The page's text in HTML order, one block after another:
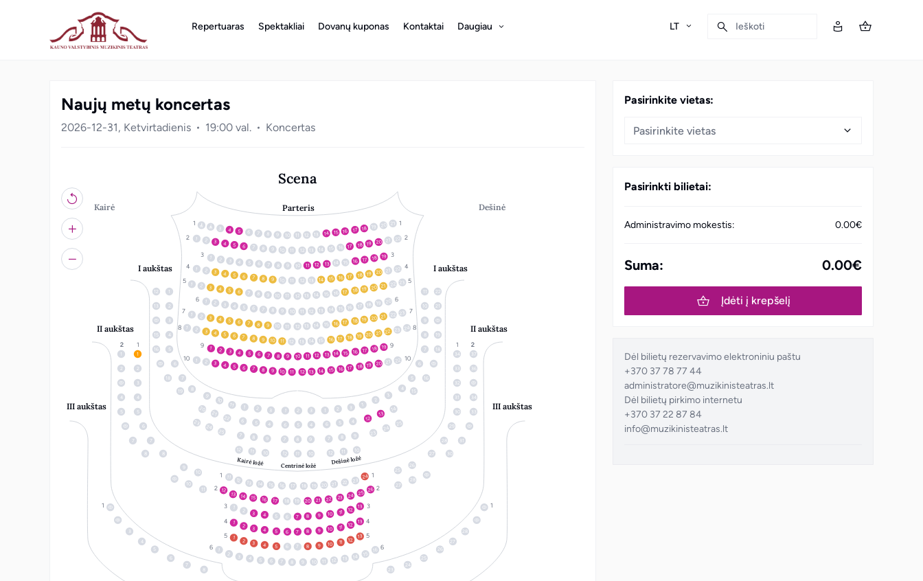
Repertuaras Spektakliai Dovanų kuponas Kontaktai Daugiau LT
Naujų metų koncertas
2026-12-31, Ketvirtadienis 19:00 val. Koncertas
3 4 5 6 7 8 9 10 11 12 13 14 15 16 17 18 19 20 21
1 2 3 4 5 6 7 8 9 10 11 12 13 14 15 16 17 18 19 20 21 22
1 2 3 4 5 6 7 8 9 10 11 12 13 14 15 16 17 18 19
1 2 3 4 5 6 7 8 9 10 11 12 13 14 15 16 17 18 19 20 21 22
1 2 3 4 5 6 7 8 9 10 11 12 13 14 15 16 17 18 19 20 21 22 23
1 2 3 4 5 6 7 8 9 10 11 12 13 14 15 16 17 18 19 20
1 2 3 4 5 6 7 8 9 10 11 12 13 14 15 16 17 18 19 20 21 22 23
1 2 3 4 5 6 7 8 9 10 11 12 13 14 15 16 17 18 19 20 21 22 23 24
1 2 3 4 5 6 7 8 9 10 11 12 13 14 15 16 17 18 19
1 2 3 4 5 6 7 8 9 10 11 12 13 14 15 16 17 18 19 20 21 22
1
2
3
4
5
6
7
8
9
10
11
12
13
15
16
18
19
20
21
22
23
24
25
1 2 3
4
5
6
7 8 9
10
12
1 2 3
4
5
6
7 8 9
10
12
1 2 3
4
5
6
7 8 9
10
11
12
1
2
3
4
5
6
7
8
9
10
11
12
13
14
15
16
18
19
21
22
23
24
25
1
2
3
4
5
6
7
8
9
10
11 12 13 14 15 16 17 18 19 20 21 22 23
24
25
26
27
28
29
30
31
32
33
34
1
2
4
5
7
8
10
11
12
13 14 15 16 17 18 19 20 21 22 23 24 25 26
27
28
30
31
33
34
36
37
2 3 4 5 6 7 8 9 10 11 12
13
1
2 3 4 5 6 7 8 9 10 11 12
13
1
2 3 4 5 6 7 8 9 10 11 12
13
1
2 3 4 5 6 7 8 9 10 11 12 13 14 15
16
3
4
5
6
7
8 23
24
25
26
27
28
Scena
I aukštas
I aukštas
Parteris
Kairė Dešinė
II aukštas
II aukštas
III aukštas
III aukštas
Centrinė ložė Dešinė ložė
Kairė ložė
Pasirinkite vietas:
Pasirinkite vietas
Pasirinkti bilietai:
Administravimo mokestis: 0.00€
Suma: 0.00€
Įdėti į krepšelį
Dėl bilietų rezervavimo elektroniniu paštu
+370 37 78 77 44
administratore@muzikinisteatras.lt
Dėl bilietų pirkimo internetu
+370 37 22 87 84
info@muzikinisteatras.lt